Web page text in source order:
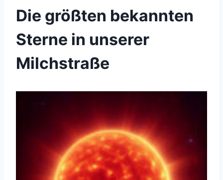
Die größten bekannten
Sterne in unserer
Milchstraße